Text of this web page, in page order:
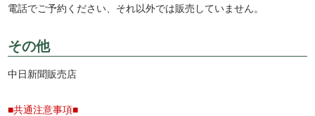
電話でご予約ください、それ以外では販売していません。
その他
中日新聞販売店
■共通注意事項■